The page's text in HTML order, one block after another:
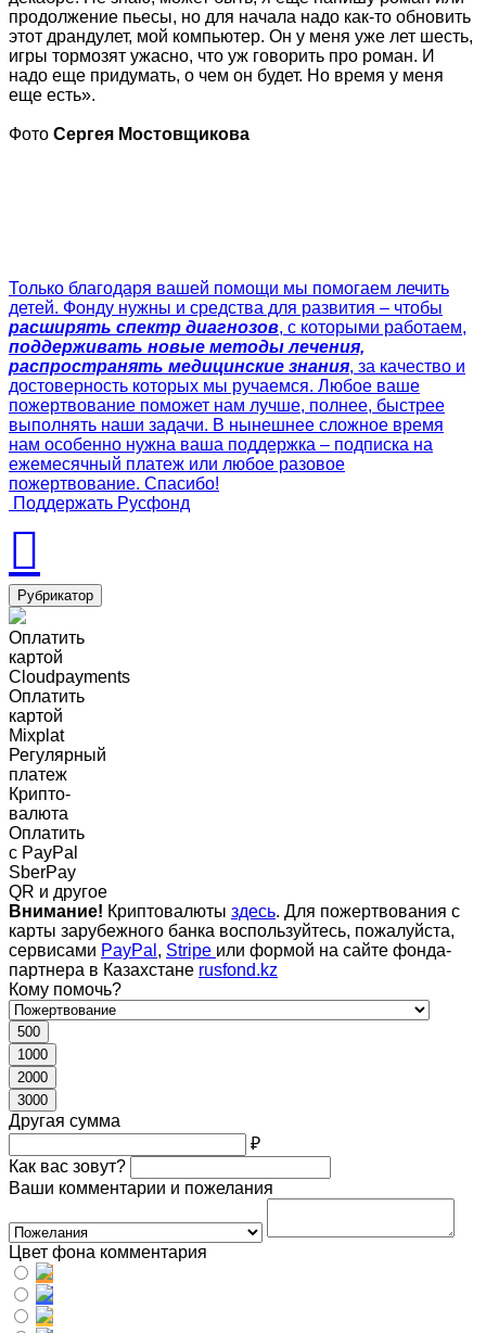
продолжение пьесы, но для начала надо как-то обновить
этот драндулет, мой компьютер. Он у меня уже лет шесть,
игры тормозят ужасно, что уж говорить про роман. И
надо еще придумать, о чем он будет. Но время у меня
еще есть».
Фото Сергея Мостовщикова
Только благодаря вашей помощи мы помогаем лечить
детей. Фонду нужны и средства для развития – чтобы
расширять спектр диагнозов, с которыми работаем,
поддерживать новые методы лечения,
распространять медицинские знания, за качество и
достоверность которых мы ручаемся. Любое ваше
пожертвование поможет нам лучше, полнее, быстрее
выполнять наши задачи. В нынешнее сложное время
нам особенно нужна ваша поддержка – подписка на
ежемесячный платеж или любое разовое
пожертвование. Спасибо!
Поддержать Русфонд
Рубрикатор
Оплатить
картой
Cloudpayments
Оплатить
картой
Mixplat
Регулярный
платеж
Крипто-
валюта
Оплатить
c PayPal
SberPay
QR и другое
Внимание! Криптовалюты здесь. Для пожертвования с
карты зарубежного банка воспользуйтесь, пожалуйста,
сервисами PayPal , Stripe или формой на сайте фонда-
партнера в Казахстане rusfond.kz
Кому помочь?
500
1000
2000
3000
Другая сумма
₽
Как вас зовут?
Ваши комментарии и пожелания
Цвет фона комментария